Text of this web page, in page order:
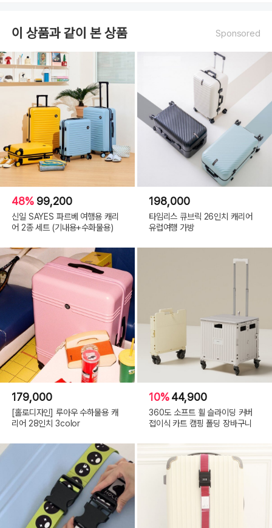
이 상품과 같이 본 상품 Sponsored
48% 99,200
신일 SAYES 파르베 여행용 캐리
어 2종 세트 (기내용+수화물용)
198,000
타임리스 큐브릭 26인치 캐리어
유럽여행 가방
179,000
[홀로디자인] 루아우 수하물용 캐
리어 28인치 3color
10%44,900
360도 소프트 휠 슬라이딩 커버
접이식 카트 캠핑 폴딩 장바구니